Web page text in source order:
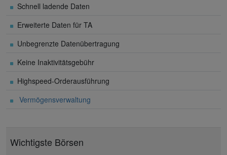
Schnell ladende Daten
Erweiterte Daten für TA
Unbegrenzte Datenübertragung
Keine Inaktivitätsgebühr
Highspeed-Orderausführung
Vermögensverwaltung
Wichtigste Börsen